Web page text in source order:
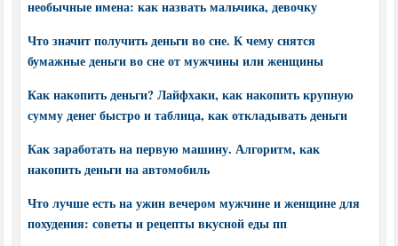
необычные имена: как назвать мальчика, девочку
Что значит получить деньги во сне. К чему снятся
бумажные деньги во сне от мужчины или женщины
Как накопить деньги? Лайфхаки, как накопить крупную
сумму денег быстро и таблица, как откладывать деньги
Как заработать на первую машину. Алгоритм, как
накопить деньги на автомобиль
Что лучше есть на ужин вечером мужчине и женщине для
похудения: советы и рецепты вкусной еды пп